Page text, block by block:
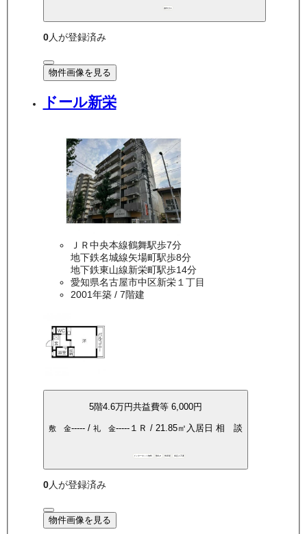
都市ガス
0人が登録済み
物件画像を見る
ドール新栄
ＪＲ中央本線鶴舞駅歩7分
地下鉄名城線矢場町駅歩8分
地下鉄東山線新栄町駅歩14分
愛知県名古屋市中区新栄１丁目
2001年築/ 7階建
5階4.6万円共益費等 6,000円
敷 金-----/ 礼 金-----１Ｒ / 21.85㎡ 入居日 相 談
インターネット無料 敷礼0 角部屋 保証人不要
0人が登録済み
物件画像を見る